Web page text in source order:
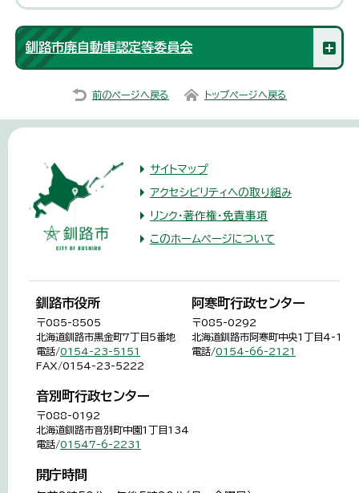
釧路市廃自動車認定等委員会
前のページへ戻る トップページへ戻る
サイトマップ
アクセシビリティへの取り組み
リンク・著作権・免責事項
このホームページについて
釧路市役所
〒085-8505
北海道釧路市黒金町7丁目5番地
電話/0154-23-5151
FAX/0154-23-5222
阿寒町行政センター
〒085-0292
北海道釧路市阿寒町中央1丁目4-1
電話/0154-66-2121
音別町行政センター
〒088-0192
北海道釧路市音別町中園1丁目134
電話/01547-6-2231
開庁時間